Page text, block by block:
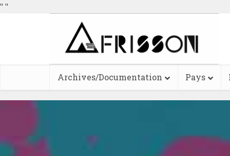
" "
Archives/Documentation Pays